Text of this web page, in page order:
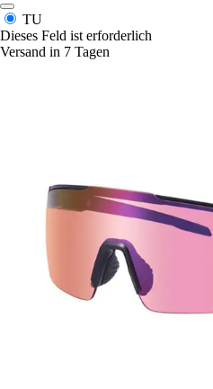
TU
Dieses Feld ist erforderlich
Versand in 7 Tagen